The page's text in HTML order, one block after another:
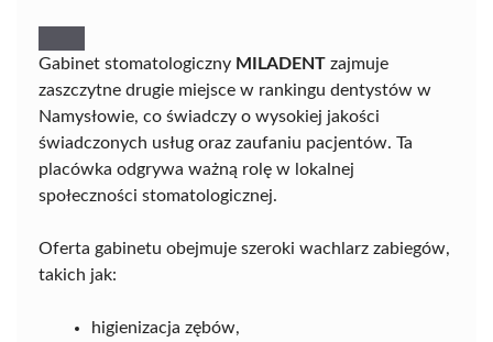
Gabinet stomatologiczny MILADENT zajmuje
zaszczytne drugie miejsce w rankingu dentystów w
Namysłowie, co świadczy o wysokiej jakości
świadczonych usług oraz zaufaniu pacjentów. Ta
placówka odgrywa ważną rolę w lokalnej
społeczności stomatologicznej.
Oferta gabinetu obejmuje szeroki wachlarz zabiegów,
takich jak:
higienizacja zębów,